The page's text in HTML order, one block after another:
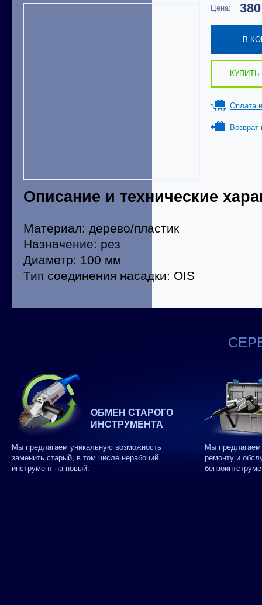
Цена:
В
КУПИТЬ
Оплата
Возврат
Описание и технические
Материал: дерево/пластик
Назначение: рез
Диаметр: 100 мм
Тип соединения насадки: OIS
ОБМЕН СТАРОГО
ИНСТРУМЕНТА
Мы предлагаем уникальную возможность
заменить старый, в том числе нерабочий
инструмент на новый.
Мы
ремонту и